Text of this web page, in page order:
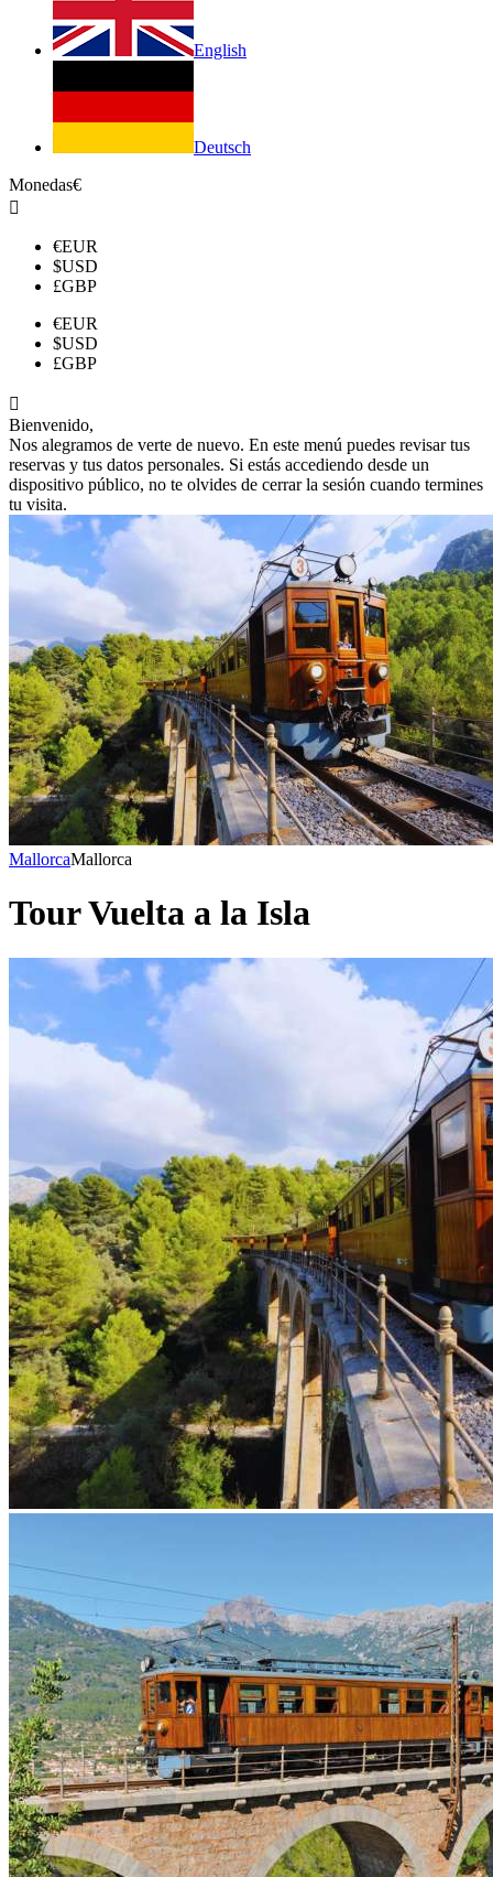
English
Deutsch
Monedas€

€EUR
$USD
£GBP
€EUR
$USD
£GBP

Bienvenido,
Nos alegramos de verte de nuevo. En este menú puedes revisar tus
reservas y tus datos personales. Si estás accediendo desde un
dispositivo público, no te olvides de cerrar la sesión cuando termines
tu visita.
MallorcaMallorca
Tour Vuelta a la Isla